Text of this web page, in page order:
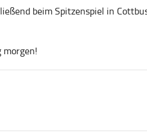
beim Spitzenspiel in
morgen!